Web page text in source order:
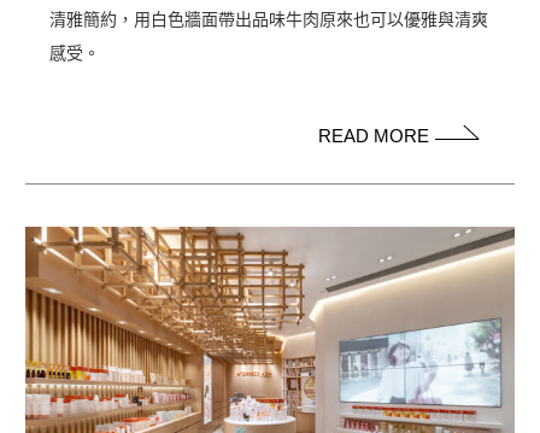
清雅簡約，用白色牆面帶出品味牛肉原來也可以優雅與清爽
感受。
READ MORE